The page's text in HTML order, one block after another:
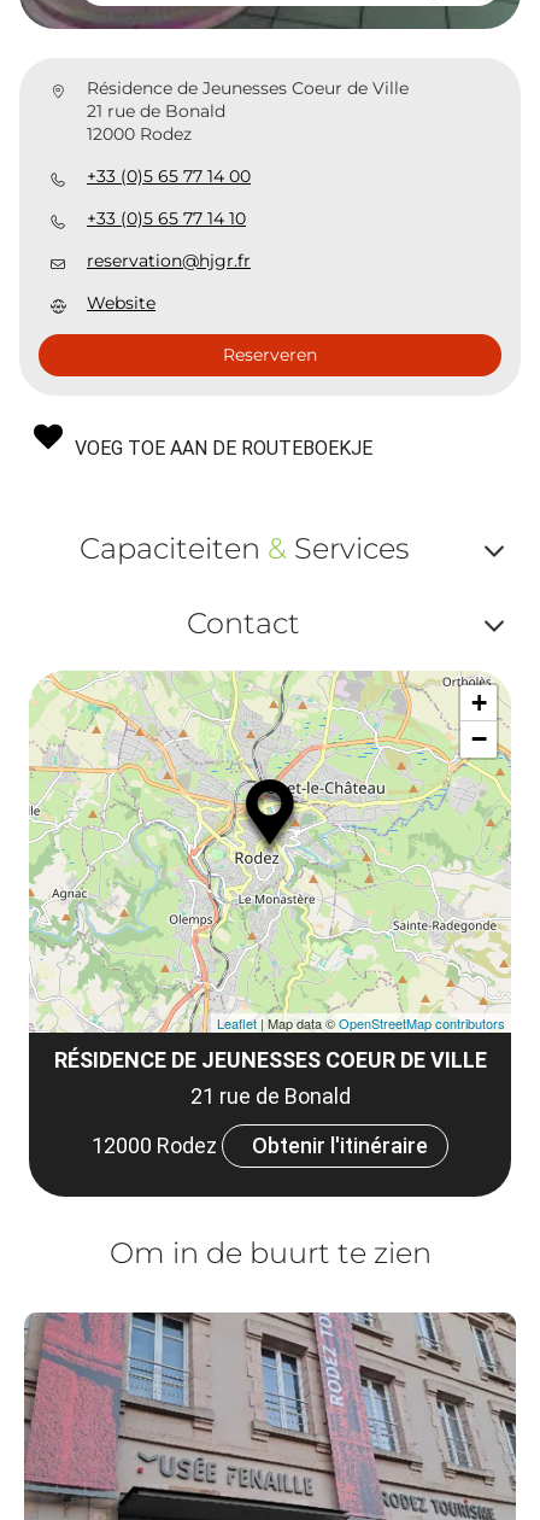
Résidence de Jeunesses Coeur de Ville
21 rue de Bonald
12000 Rodez
+33 (0)5 65 77 14 00
+33 (0)5 65 77 14 10
reservation@hjgr.fr
Website
Reserveren
VOEG TOE AAN DE ROUTEBOEKJE
Capaciteiten & Services
ou
Contact
ou
RÉSIDENCE DE JEUNESSES COEUR DE VILLE
21 rue de Bonald
12000 Rodez
Obtenir l'itinéraire
+
−
Leaflet | Map data ©OpenStreetMap contributors
Om in de buurt te zien